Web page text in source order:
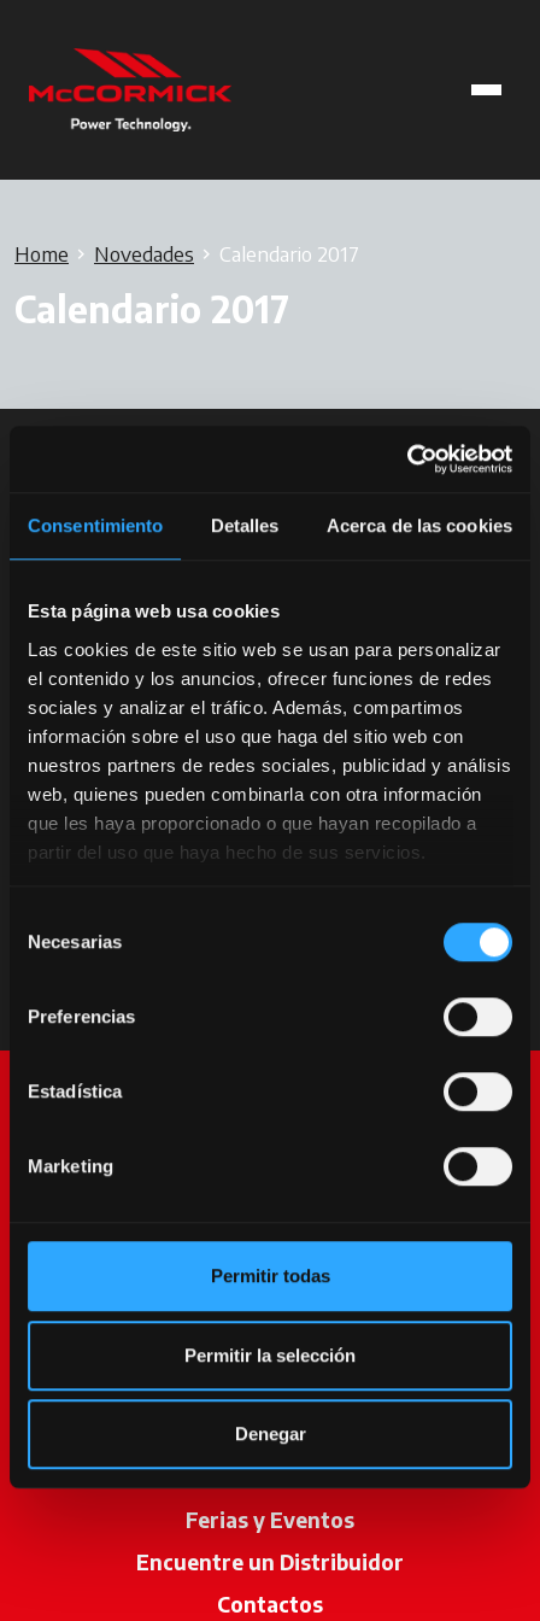
Consentimiento Detalles Acerca de las cookies
Esta página web usa cookies
Las cookies de este sitio web se usan para personalizar
el contenido y los anuncios, ofrecer funciones de redes
sociales y analizar el tráfico. Además, compartimos
información sobre el uso que haga del sitio web con
nuestros partners de redes sociales, publicidad y análisis
web, quienes pueden combinarla con otra información
que les haya proporcionado o que hayan recopilado a
partir del uso que haya hecho de sus servicios.
Necesarias
Preferencias
Estadística
Marketing
Permitir todas
Permitir la selección
Denegar
Home Novedades Calendario 2017
Calendario 2017
Productos
Servicios
Promociones
Noticias
Ferias y Eventos
Encuentre un Distribuidor
Contactos